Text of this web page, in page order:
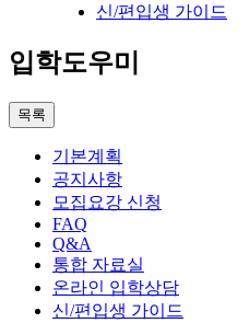
신/편입생 가이드
입학도우미
목록
기본계획
공지사항
모집요강 신청
FAQ
Q&A
통합 자료실
온라인 입학상담
신/편입생 가이드